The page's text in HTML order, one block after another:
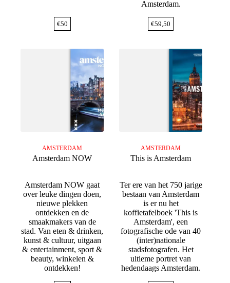
€50
Amsterdam.
€59,50
AMSTERDAM
Amsterdam NOW
Amsterdam NOW gaat
over leuke dingen doen,
nieuwe plekken
ontdekken en de
smaakmakers van de
stad. Van eten & drinken,
kunst & cultuur, uitgaan
& entertainment, sport &
beauty, winkelen &
ontdekken!
AMSTERDAM
This is Amsterdam
Ter ere van het 750 jarige
bestaan van Amsterdam
is er nu het
koffietafelboek 'This is
Amsterdam', een
fotografische ode van 40
(inter)nationale
stadsfotografen. Het
ultieme portret van
hedendaags Amsterdam.